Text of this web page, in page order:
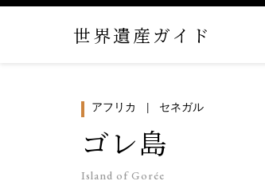
世界遺産ガイド
アフリカ セネガル
ゴレ島
Island of Gorée